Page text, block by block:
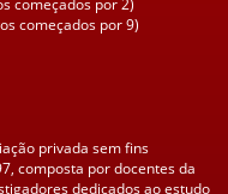
começados por 9)
privada sem fins
composta por docentes da
dedicados ao estudo